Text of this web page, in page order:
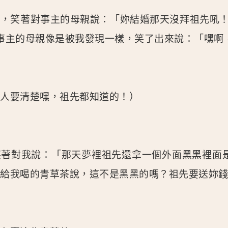
笑著對事主的母親說：「妳結婚那天沒拜祖先吼
主的母親像是被我發現一樣，笑了出來說：「嘿
要清楚嘿，祖先都知道的！）
對我說：「那天夢裡祖先還拿一個外面黑黑裡
我喝的青草茶說，這不是黑黑的嗎？祖先要送妳